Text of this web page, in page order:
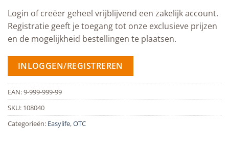
Login of creëer geheel vrijblijvend een zakelijk account.
Registratie geeft je toegang tot onze exclusieve prijzen
en de mogelijkheid bestellingen te plaatsen.
INLOGGEN/REGISTREREN
EAN:9-999-999-99
SKU: 108040
Categorieën: Easylife,OTC